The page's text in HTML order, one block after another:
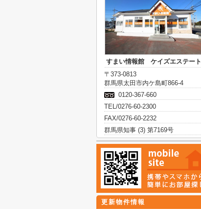
すまい情報館 ケイズエステート
〒373-0813
群馬県太田市内ケ島町866-4
0120-367-660
TEL/0276-60-2300
FAX/0276-60-2232
群馬県知事 (3) 第7169号
更新物件情報